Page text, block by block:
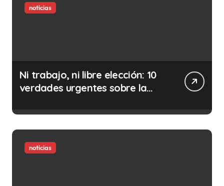
noticias
Ni trabajo, ni libre elección: 10
verdades urgentes sobre la
noticias